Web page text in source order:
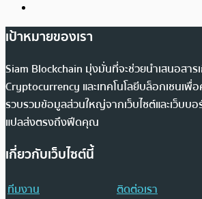
เป้าหมายของเรา
Siam Blockchain มุ่งมั่นที่จะช่วยนำเสนอสาร
Cryptocurrency และเทคโนโลยีบล็อกเชนเพื่
รวบรวมข้อมูลส่วนใหญ่จากเว็บไซต์และเว็บบอ
แปลส่งตรงถึงฟีดคุณ
เกี่ยวกับเว็บไซต์นี้
ทีมงาน
ติดต่อเรา